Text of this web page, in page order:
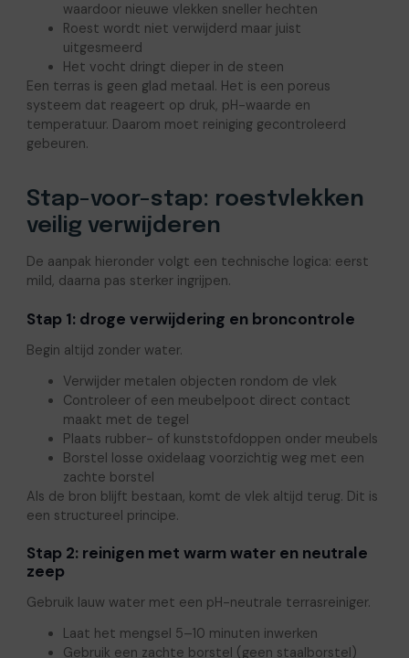
waardoor nieuwe vlekken sneller hechten
Roest wordt niet verwijderd maar juist
uitgesmeerd
Het vocht dringt dieper in de steen
Een terras is geen glad metaal. Het is een poreus
systeem dat reageert op druk, pH-waarde en
temperatuur. Daarom moet reiniging gecontroleerd
gebeuren.
Stap-voor-stap: roestvlekken
veilig verwijderen
De aanpak hieronder volgt een technische logica: eerst
mild, daarna pas sterker ingrijpen.
Stap 1: droge verwijdering en broncontrole
Begin altijd zonder water.
Verwijder metalen objecten rondom de vlek
Controleer of een meubelpoot direct contact
maakt met de tegel
Plaats rubber- of kunststofdoppen onder meubels
Borstel losse oxidelaag voorzichtig weg met een
zachte borstel
Als de bron blijft bestaan, komt de vlek altijd terug. Dit is
een structureel principe.
Stap 2: reinigen met warm water en neutrale
zeep
Gebruik lauw water met een pH-neutrale terrasreiniger.
Laat het mengsel 5–10 minuten inwerken
Gebruik een zachte borstel (geen staalborstel)